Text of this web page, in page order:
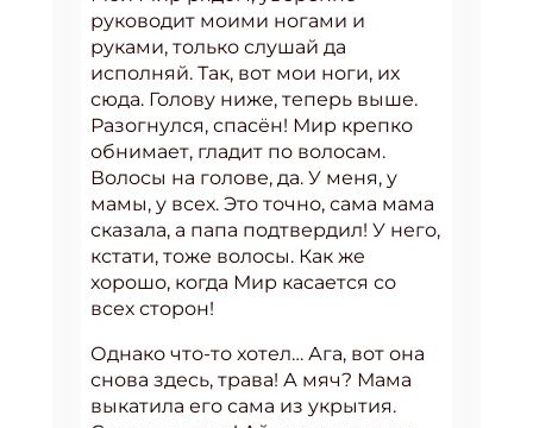
руководит моими ногами и
руками, только слушай да
исполняй. Так, вот мои ноги, их
сюда. Голову ниже, теперь выше.
Разогнулся, спасён! Мир крепко
обнимает, гладит по волосам.
Волосы на голове, да. У меня, у
мамы, у всех. Это точно, сама мама
сказала, а папа подтвердил! У него,
кстати, тоже волосы. Как же
хорошо, когда Мир касается со
всех сторон!
Однако что-то хотел… Ага, вот она
снова здесь, трава! А мяч? Мама
выкатила его сама из укрытия.